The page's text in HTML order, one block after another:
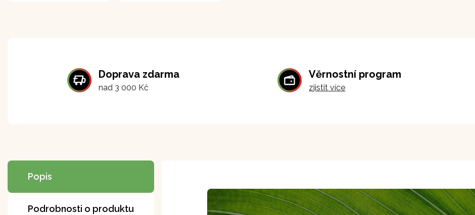
Doprava zdarma
nad 3 000 Kč
Věrnostní program
zjistit více
Popis
Podrobnosti o produktu